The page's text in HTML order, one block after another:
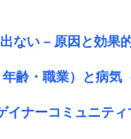
ない – 原因と効果
齢・職業）と病
イナーコミュニテ